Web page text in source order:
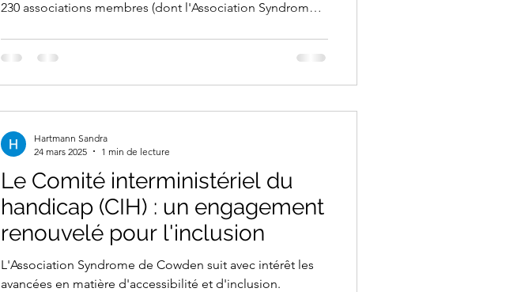
230 associations membres (dont l'Association Syndrome
Le Comité interministériel du
handicap (CIH) : un engagement
renouvelé pour l'inclusion
L'Association Syndrome de Cowden suit avec intérêt les
avancées en matière d'accessibilité et d'inclusion.
Hartmann Sandra
24 mars 2025
1 min de lecture